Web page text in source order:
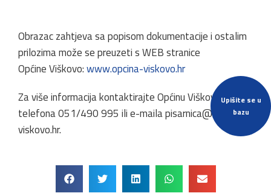
Upišite se u
bazu
Obrazac zahtjeva sa popisom dokumentacije i ostalim
prilozima može se preuzeti s WEB stranice
Općine Viškovo:www.opcina-viskovo.hr
Za više informacija kontaktirajte Općinu Viškovo putem
telefona 051/490 995 ili e-mailapisarnica@opcina-
viskovo.hr.